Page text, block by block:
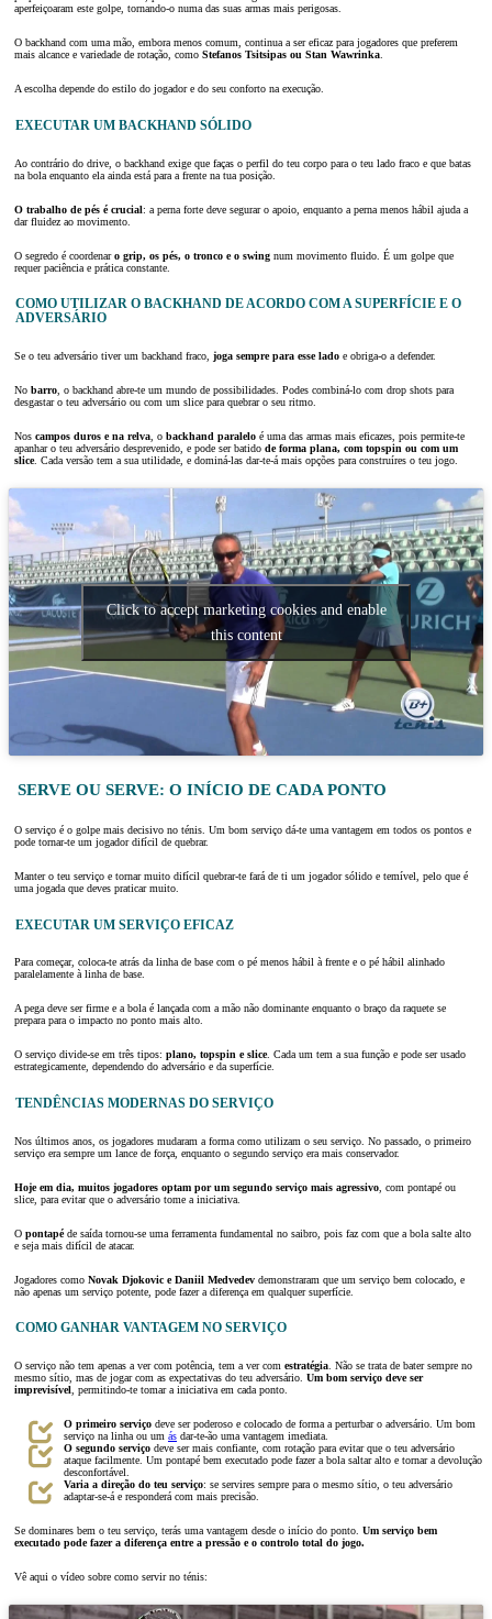
aperfeiçoaram este golpe, tornando-o numa das suas armas mais perigosas.
O backhand com uma mão, embora menos comum, continua a ser eficaz para jogadores que preferem
mais alcance e variedade de rotação, como Stefanos Tsitsipas ou Stan Wawrinka.
A escolha depende do estilo do jogador e do seu conforto na execução.
EXECUTAR UM BACKHAND SÓLIDO
Ao contrário do drive, o backhand exige que faças o perfil do teu corpo para o teu lado fraco e que batas
na bola enquanto ela ainda está para a frente na tua posição.
O trabalho de pés é crucial: a perna forte deve segurar o apoio, enquanto a perna menos hábil ajuda a
dar fluidez ao movimento.
O segredo é coordenaro grip, os pés, o tronco e o swing num movimento fluido. É um golpe que
requer paciência e prática constante.
COMO UTILIZAR O BACKHAND DE ACORDO COM A SUPERFÍCIE E O
ADVERSÁRIO
Se o teu adversário tiver um backhand fraco, joga sempre para esse lado e obriga-o a defender.
No barro , o backhand abre-te um mundo de possibilidades. Podes combiná-lo com drop shots para
desgastar o teu adversário ou com um slice para quebrar o seu ritmo.
Nos campos duros e na relva , o backhand paralelo é uma das armas mais eficazes, pois permite-te
apanhar o teu adversário desprevenido, e pode ser batido de forma plana, com topspin ou com um
slice. Cada versão tem a sua utilidade, e dominá-las dar-te-á mais opções para construíres o teu jogo.
Click to accept marketing cookies and enable
this content
SERVE OU SERVE: O INÍCIO DE CADA PONTO
O serviço é o golpe mais decisivo no ténis. Um bom serviço dá-te uma vantagem em todos os pontos e
pode tornar-te um jogador difícil de quebrar.
Manter o teu serviço e tornar muito difícil quebrar-te fará de ti um jogador sólido e temível, pelo que é
uma jogada que deves praticar muito.
EXECUTAR UM SERVIÇO EFICAZ
Para começar, coloca-te atrás da linha de base com o pé menos hábil à frente e o pé hábil alinhado
paralelamente à linha de base.
A pega deve ser firme e a bola é lançada com a mão não dominante enquanto o braço da raquete se
prepara para o impacto no ponto mais alto.
O serviço divide-se em três tipos: plano, topspin e slice. Cada um tem a sua função e pode ser usado
estrategicamente, dependendo do adversário e da superfície.
TENDÊNCIAS MODERNAS DO SERVIÇO
Nos últimos anos, os jogadores mudaram a forma como utilizam o seu serviço. No passado, o primeiro
serviço era sempre um lance de força, enquanto o segundo serviço era mais conservador.
Hoje em dia, muitos jogadores optam por um segundo serviço mais agressivo , com pontapé ou
slice, para evitar que o adversário tome a iniciativa.
O pontapéde saída tornou-se uma ferramenta fundamental no saibro, pois faz com que a bola salte alto
e seja mais difícil de atacar.
Jogadores como Novak Djokovic e Daniil Medvedev demonstraram que um serviço bem colocado, e
não apenas um serviço potente, pode fazer a diferença em qualquer superfície.
COMO GANHAR VANTAGEM NO SERVIÇO
O serviço não tem apenas a ver com potência, tem a ver com estratégia . Não se trata de bater sempre no
mesmo sítio, mas de jogar com as expectativas do teu adversário. Um bom serviço deve ser
imprevisível , permitindo-te tomar a iniciativa em cada ponto.
O primeiro serviço deve ser poderoso e colocado de forma a perturbar o adversário. Um bom
serviço na linha ou um ás dar-te-ão uma vantagem imediata.
O segundo serviço deve ser mais confiante, com rotação para evitar que o teu adversário
ataque facilmente. Um pontapé bem executado pode fazer a bola saltar alto e tornar a devolução
desconfortável.
Varia a direção do teu serviço: se servires sempre para o mesmo sítio, o teu adversário
adaptar-se-á e responderá com mais precisão.
Se dominares bem o teu serviço, terás uma vantagem desde o início do ponto. Um serviço bem
executado pode fazer a diferença entre a pressão e o controlo total do jogo.
Vê aqui o vídeo sobre como servir no ténis: